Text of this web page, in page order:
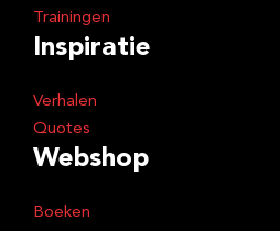
Trainingen
Inspiratie
Verhalen
Quotes
Webshop
Boeken